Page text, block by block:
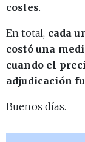
costes.
En total, cada
costó una
cuando el
adjudicación
Buenos días.